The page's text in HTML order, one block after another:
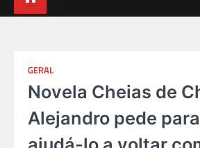
GERAL
Novela Cheias de
Alejandro pede